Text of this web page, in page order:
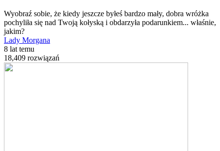
Wyobraź sobie, że kiedy jeszcze byłeś bardzo mały, dobra wróżka
pochyliła się nad Twoją kołyską i obdarzyła podarunkiem... właśnie,
jakim?
Lady Morgana
8 lat temu
18,409 rozwiązań